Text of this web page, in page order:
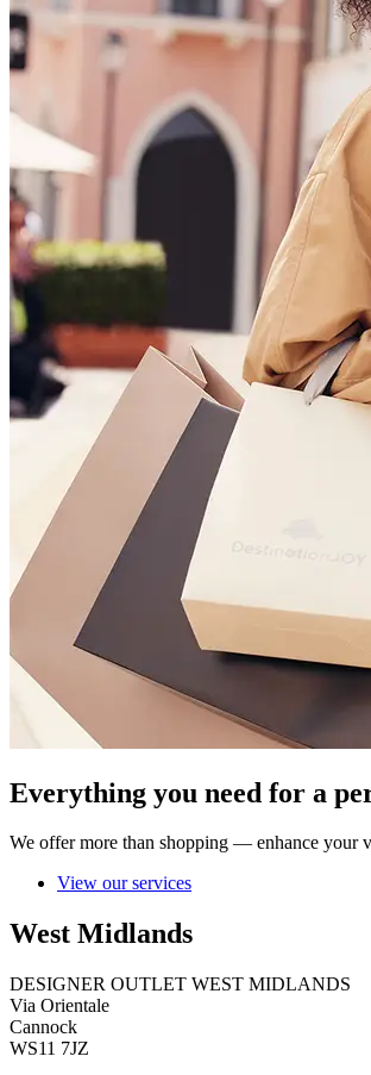
Everything you need for a
We offer more than shopping — enhance your
View our services
West Midlands
DESIGNER OUTLET WEST MIDLANDS
Via Orientale
Cannock
WS11 7JZ